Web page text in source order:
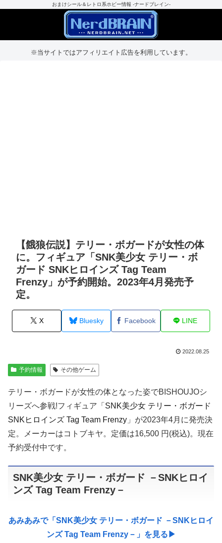
おまけシール＆レトロ系ホビー情報 -ナードブレイン-
※当サイトではアフィリエイト広告を利用しています。
【餓狼伝説】テリー・ボガードが女性の体
に。フィギュア「SNK美少女 テリー・ボ
ガード ​SNKヒロインズ Tag Team
Frenzy」が予約開始。2023年4月発売予
定。
X Bluesky Facebook LINE
2022.08.25
予約情報 その他ゲーム
テリー・ボガードが女性の体となった姿でBISHOUJOシ
リーズへ参戦!フィギュア「 SNK美少女 テリー・ボガード ​
SNKヒロインズ Tag Team Frenzy 」が2023年4月に発売決
定。メーカーはコトブキヤ。定価は16,500 円(税込)。現在
予約受付中です。
SNK美少女 テリー・ボガード －SNKヒロイ
ンズ Tag Team Frenzy－
あみあみで「SNK美少女 テリー・ボガード －SNKヒロイ
ンズ Tag Team Frenzy－」を見る▶︎